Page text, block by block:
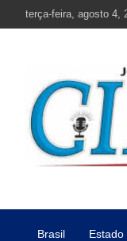
terça-feira, agosto 4,
Brasil Estado